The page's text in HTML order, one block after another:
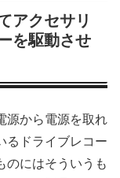
アクセサリ
を駆動させ
源から電源を取れ
るドライブレコー
のにはそういうも